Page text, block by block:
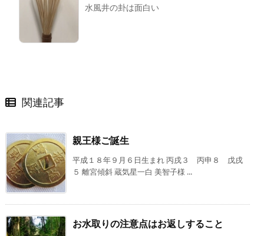
水風井の卦は面白い
関連記事
親王様ご誕生
平成１８年９月６日生まれ 丙戌３ 丙申８ 戊戌
５ 離宮傾斜 蔵気星一白 美智子様 ...
お水取りの注意点はお返しすること